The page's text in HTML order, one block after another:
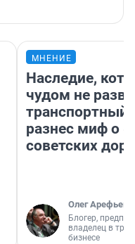
МНЕНИЕ
Наследие,
чудом не
транспортный
разнес миф о
советских
Олег Арефьев
Блогер,
владелец в
бизнесе